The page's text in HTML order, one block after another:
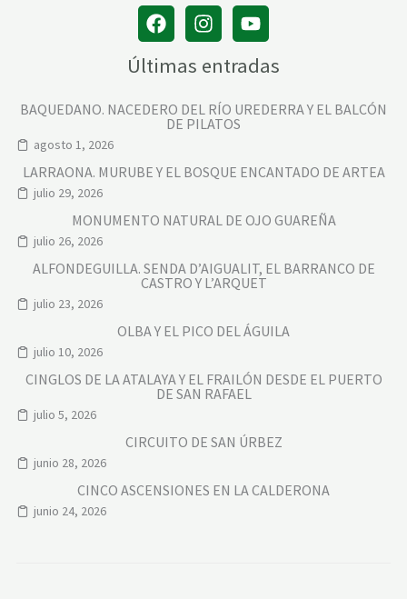
Últimas entradas
BAQUEDANO. NACEDERO DEL RÍO UREDERRA Y EL BALCÓN
DE PILATOS
agosto 1, 2026
LARRAONA. MURUBE Y EL BOSQUE ENCANTADO DE ARTEA
julio 29, 2026
MONUMENTO NATURAL DE OJO GUAREÑA
julio 26, 2026
ALFONDEGUILLA. SENDA D’AIGUALIT, EL BARRANCO DE
CASTRO Y L’ARQUET
julio 23, 2026
OLBA Y EL PICO DEL ÁGUILA
julio 10, 2026
CINGLOS DE LA ATALAYA Y EL FRAILÓN DESDE EL PUERTO
DE SAN RAFAEL
julio 5, 2026
CIRCUITO DE SAN ÚRBEZ
junio 28, 2026
CINCO ASCENSIONES EN LA CALDERONA
junio 24, 2026